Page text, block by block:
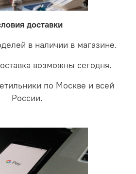
причина поломки и
и недостаток освещения.
доставки
в наличии в магазине.
возможны сегодня.
по Москве и всей
России.